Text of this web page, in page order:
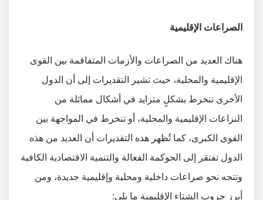
الصراعات الإقليمية
هناك العديد من الصراعات والأزمات المتفاقمة بين القوى
الإقليمية والمحلية، حيث تشير التقديرات إلى أن الدول
الأخرى تنخرط بشكلٍ متزايد في أشكال مماثلة من
النزاعات الإقليمية والمحلية، أو تنخرط في المواجهة بين
القوى الكبرى، كما تُظهر هذه التقديرات أن العديد من هذه
الدول تفتقر إلى الحوكمة الفعالة والتنمية الاقتصادية الكافية
وتتجه نحو صراعات داخلية ومحلية وإقليمية جديدة، ومن
أبرز حروب الشتاء الإقليمية ما يلي: